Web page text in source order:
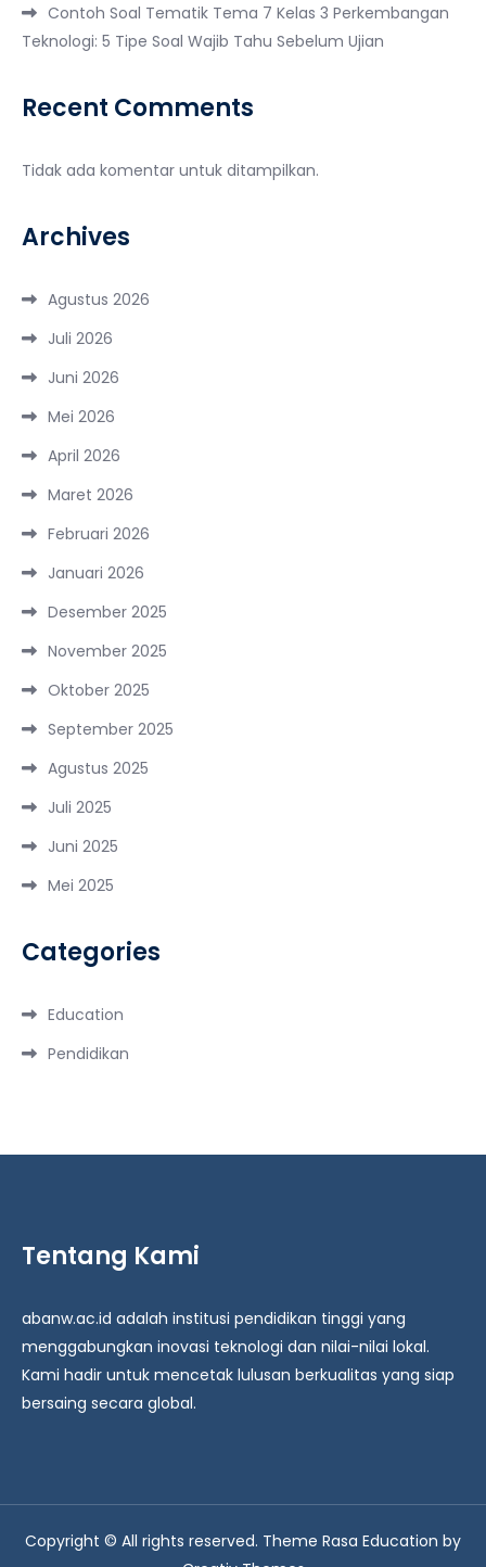
Contoh Soal Tematik Tema 7 Kelas 3 Perkembangan
Teknologi: 5 Tipe Soal Wajib Tahu Sebelum Ujian
Recent Comments
Tidak ada komentar untuk ditampilkan.
Archives
Agustus 2026
Juli 2026
Juni 2026
Mei 2026
April 2026
Maret 2026
Februari 2026
Januari 2026
Desember 2025
November 2025
Oktober 2025
September 2025
Agustus 2025
Juli 2025
Juni 2025
Mei 2025
Categories
Education
Pendidikan
Tentang Kami
abanw.ac.id adalah institusi pendidikan tinggi yang
menggabungkan inovasi teknologi dan nilai-nilai lokal.
Kami hadir untuk mencetak lulusan berkualitas yang siap
bersaing secara global.
Copyright © All rights reserved. Theme Rasa Education by